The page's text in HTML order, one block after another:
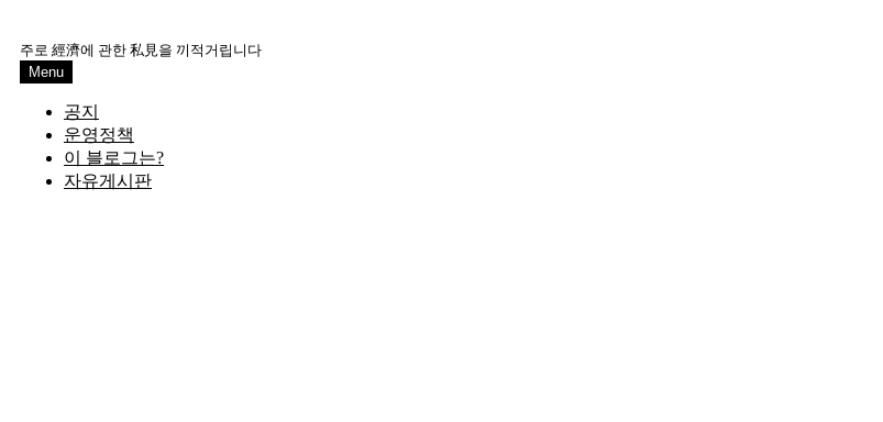
content
주로 經濟에 관한 私見을 끼적거립니다
Menu
공지
운영정책
이 블로그는?
자유게시판